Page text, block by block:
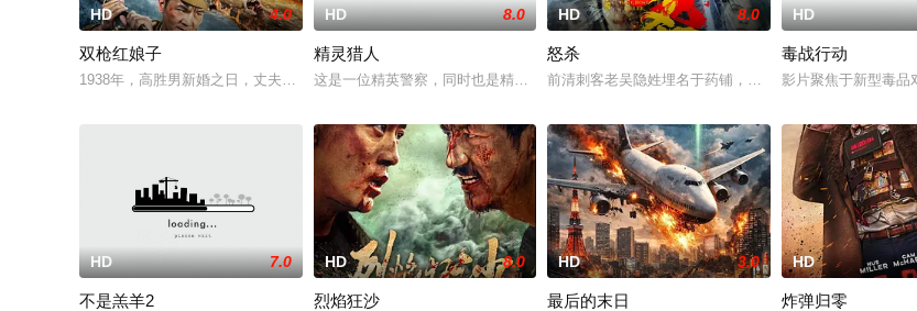
HD 4.0
双枪红娘子
1938年，高胜男新婚之日，丈夫被日军残害，父辈亦遭屠戮。她举枪聚义，屡袭敌寇威震四方，后得八路军指点决心投身革命。日军
HD 8.0
精灵猎人
这是一位精英警察，同时也是精灵猎手。在调查一系列血腥谋杀案的过程中，他面临着来自超
HD 8.0
怒杀
前清刺客老吴隐姓埋名于药铺，却为守护单亲母女小茜和
HD
毒战行动
影片聚焦于新型毒品
HD 7.0
不是羔羊2
HD 8.0
烈焰狂沙
HD 3.0
最后的末日
HD
炸弹归零